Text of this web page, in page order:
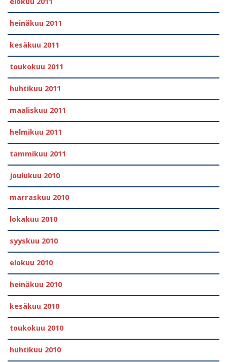
heinäkuu 2011
kesäkuu 2011
toukokuu 2011
huhtikuu 2011
maaliskuu 2011
helmikuu 2011
tammikuu 2011
joulukuu 2010
marraskuu 2010
lokakuu 2010
syyskuu 2010
elokuu 2010
heinäkuu 2010
kesäkuu 2010
toukokuu 2010
huhtikuu 2010